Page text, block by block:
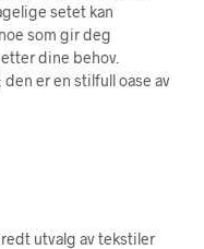
setet kan
som gir deg
dine behov.
er en stilfull oase av
utvalg av tekstiler